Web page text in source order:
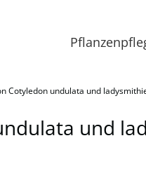
Cotyledon undulata und
und